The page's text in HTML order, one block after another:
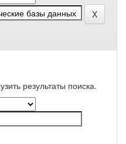
результаты поиска.